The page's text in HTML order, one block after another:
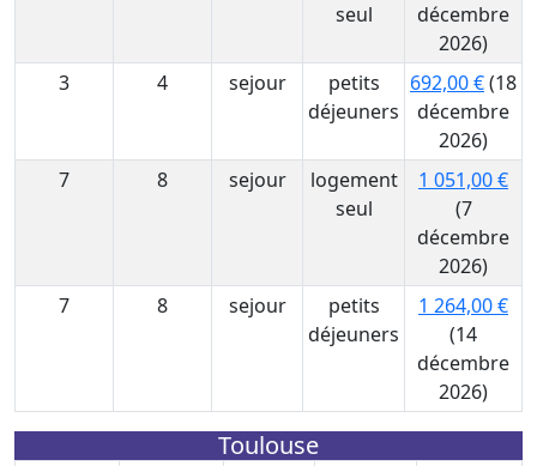
seul
décembre
2026)
3
4 sejour
petits
déjeuners
692,00 €(18
décembre
2026)
7
8 sejour
logement
seul
1 051,00 €
(7
décembre
2026)
7
8 sejour
petits
déjeuners
1 264,00 €
(14
décembre
2026)
Toulouse